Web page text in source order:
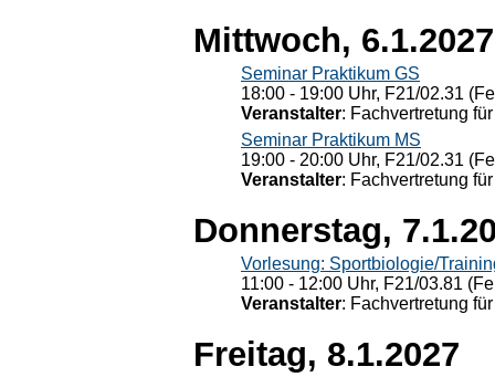
Mittwoch, 6.1.2027
Seminar Praktikum GS
18:00 - 19:00 Uhr, F21/02.31
Veranstalter: Fachvertretung
Seminar Praktikum MS
19:00 - 20:00 Uhr, F21/02.31
Veranstalter: Fachvertretung
Donnerstag,
Vorlesung: Sportbiologie/
11:00 - 12:00 Uhr, F21/03.81
Veranstalter: Fachvertretung
Freitag, 8.1.2027